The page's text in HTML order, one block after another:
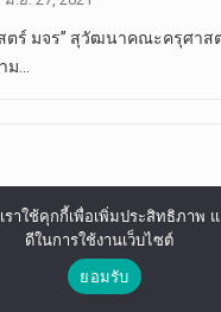
ตร์ มจร” สุวัฒนาคณะครุศาส
…
เราใช้คุกกี้เพื่อเพิ่มประสิทธิภาพ
ดีในการใช้งานเว็บไซต์
ยอมรับ